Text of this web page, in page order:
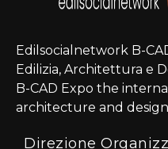
Edilsocialnetwork B-
Edilizia, Architettura e
B-CAD Expo the
architecture and
Direzione